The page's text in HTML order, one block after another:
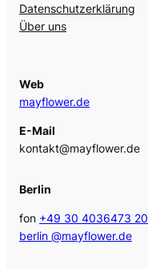
Datenschutzerklärung
Über uns
Web
mayflower.de
E-Mail
kontakt@mayflower.de
Berlin
fon +49 30 4036473 20
berlin @mayflower.de